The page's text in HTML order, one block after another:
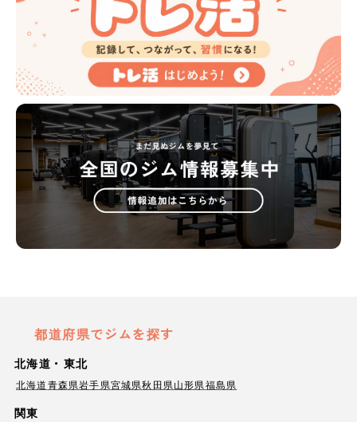
都道府県でジムを探す
北海道・東北
北海道青森県岩手県宮城県秋田県山形県福島県
関東